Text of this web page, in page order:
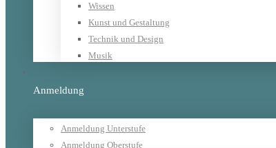
Wissen
Kunst und Gestaltung
Technik und Design
Musik
Anmeldung
Anmeldung Unterstufe
Anmeldung Oberstufe